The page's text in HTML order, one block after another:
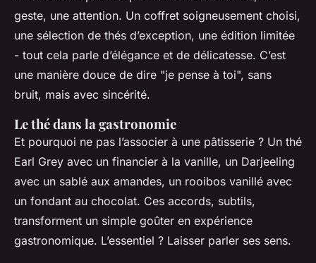
geste, une attention. Un coffret soigneusement choisi,
une sélection de thés d’exception, une édition limitée
- tout cela parle d’élégance et de délicatesse. C’est
une manière douce de dire "je pense à toi", sans
bruit, mais avec sincérité.
Le thé dans la gastronomie
Et pourquoi ne pas l’associer à une pâtisserie ? Un thé
Earl Grey avec un financier à la vanille, un Darjeeling
avec un sablé aux amandes, un rooibos vanillé avec
un fondant au chocolat. Ces accords, subtils,
transforment un simple goûter en expérience
gastronomique. L’essentiel ? Laisser parler ses sens.